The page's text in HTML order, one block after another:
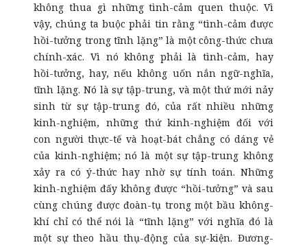
không thua gì những tình-cảm quen thuộc. Vì
vậy, chúng ta buộc phải tin rằng “tình-cảm được
hồi-tưởng trong tĩnh lặng” là một công-thức chưa
chính-xác. Vì nó không phải là tình-cảm, hay
hồi-tưởng, hay, nếu không uốn nắn ngữ-nghĩa,
tĩnh lặng. Nó là sự tập-trung, và một thứ mới nảy
sinh từ sự tập-trung đó, của rất nhiều những
kinh-nghiệm, những thứ kinh-nghiệm đối với
con người thực-tế và hoạt-bát chẳng có dáng vẻ
của kinh-nghiệm; nó là một sự tập-trung không
xảy ra có ý-thức hay nhờ sự tính toán. Những
kinh-nghiệm đấy không được “hồi-tưởng” và sau
cùng chúng được đoàn-tụ trong một bầu không-
khí chỉ có thể nói là “tĩnh lặng” với nghĩa đó là
một sự theo hầu thụ-động của sự-kiện. Đương-